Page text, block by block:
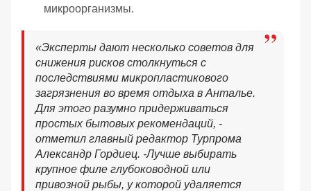
микроорганизмы.
«Эксперты дают несколько советов для
снижения рисков столкнуться с
последствиями микропластикового
загрязнения во время отдыха в Анталье.
Для этого разумно придерживаться
простых бытовых рекомендаций, -
отметил главный редактор Турпрома
Александр Гордиец. -Лучше выбирать
крупное филе глубоководной или
привозной рыбы, у которой удаляется